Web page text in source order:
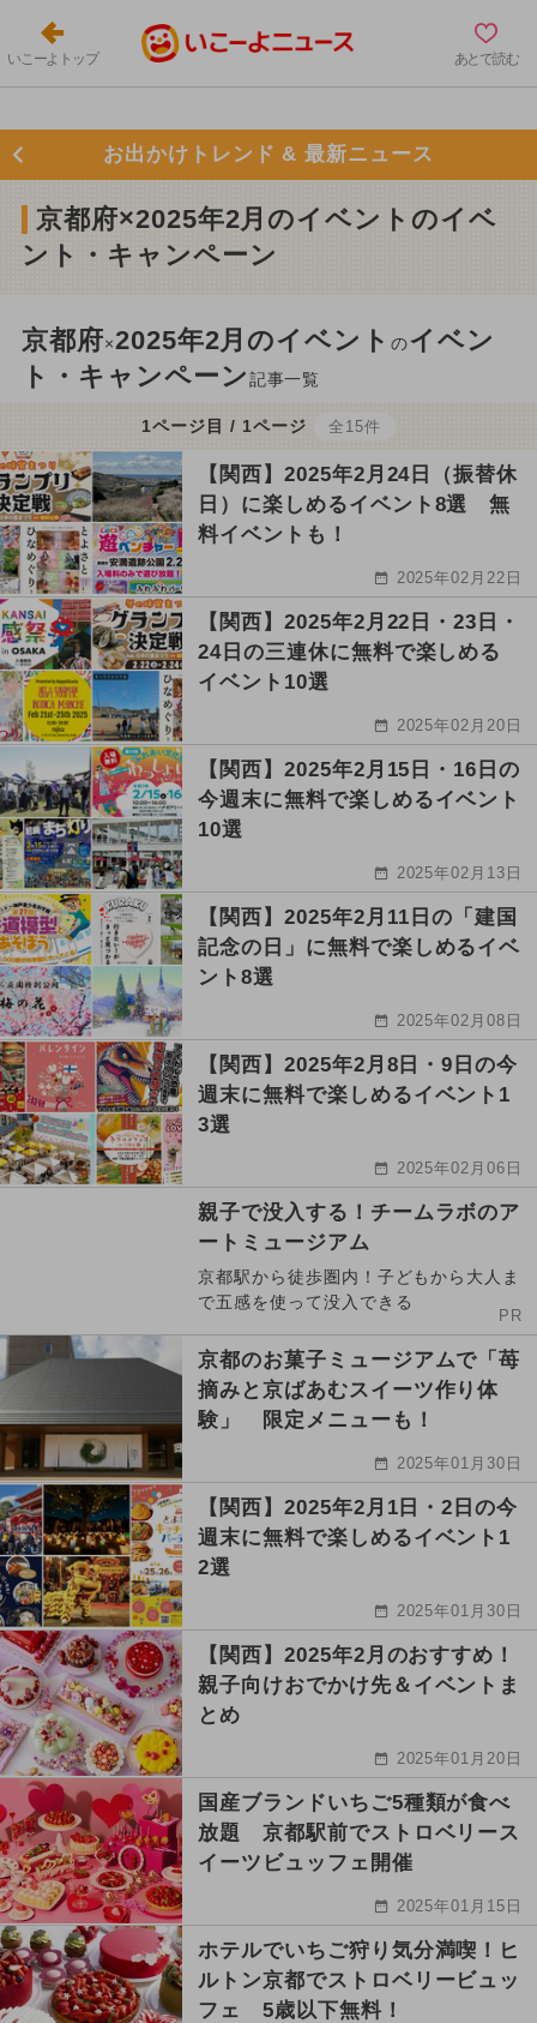
いこーよトップ あとで読む
お出かけトレンド & 最新ニュース
京都府×2025年2月のイベントのイベ
ント・キャンペーン
京都府×2025年2月のイベントのイベン
ト・キャンペーン記事一覧
1ページ目 / 1ページ 全15件
【関西】2025年2月24日（振替休
日）に楽しめるイベント8選 無
料イベントも！
2025年02月22日
【関西】2025年2月22日・23日・
24日の三連休に無料で楽しめる
イベント10選
2025年02月20日
【関西】2025年2月15日・16日の
今週末に無料で楽しめるイベント
10選
2025年02月13日
【関西】2025年2月11日の「建国
記念の日」に無料で楽しめるイベ
ント8選
2025年02月08日
【関西】2025年2月8日・9日の今
週末に無料で楽しめるイベント1
3選
2025年02月06日
親子で没入する！チームラボのア
ートミュージアム
京都駅から徒歩圏内！子どもから大人ま
で五感を使って没入できる
PR
京都のお菓子ミュージアムで「苺
摘みと京ばあむスイーツ作り体
験」 限定メニューも！
2025年01月30日
【関西】2025年2月1日・2日の今
週末に無料で楽しめるイベント1
2選
2025年01月30日
【関西】2025年2月のおすすめ！
親子向けおでかけ先＆イベントま
とめ
2025年01月20日
国産ブランドいちご5種類が食べ
放題 京都駅前でストロベリース
イーツビュッフェ開催
2025年01月15日
ホテルでいちご狩り気分満喫！ヒ
ルトン京都でストロベリービュッ
フェ 5歳以下無料！